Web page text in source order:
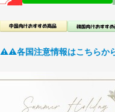
⚠️⚠️各国注意情報はこちら